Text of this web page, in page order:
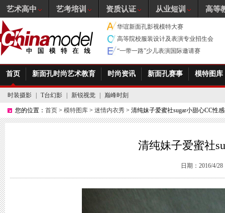
华谊新面孔影视模特大赛
高等院校服装设计及表演专业招生会
“一带一路”少儿表演国际邀请赛
首页 新面孔时尚艺术教育 时尚资讯 新面孔赛事 模特图库
时装摄影 T台幻影 新锐视觉 巅峰时刻
您的位置： 首页 > 模特图库 > 迷情内衣秀 > 清纯妹子爱蜜社sugar小甜心CC性
清纯妹子爱蜜社
日期：2016/4/28
艺术高中 艺考培训 资质认证 从业短训 高等